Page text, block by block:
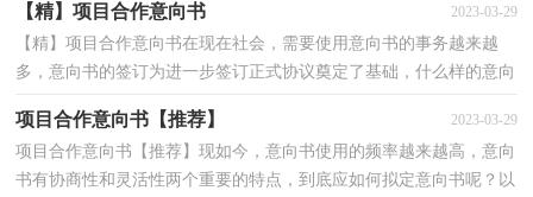
【精】项目合作意向书 2023-03-29
【精】项目合作意向书在现在社会，需要使用意向书的事务越来越
多，意向书的签订为进一步签订正式协议奠定了基础，什么样的意向
项目合作意向书【推荐】 2023-03-29
项目合作意向书【推荐】现如今，意向书使用的频率越来越高，意向
书有协商性和灵活性两个重要的特点，到底应如何拟定意向书呢？以